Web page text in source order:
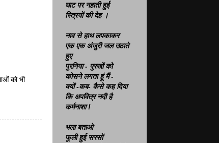
को भी
घाट पर नहाती हुई
स्त्रियों की देह ।
नाव से हाथ लपकाकर
एक एक अंजुरी जल उठाते
हुए
पुरनिया - पुरखों को
कोसने लगता हूंमैं-
क्यों -कब- कैसे कह दिया
कि अपवित्र नदी है
कर्मनाशा !
भला बताओ
फूली हुई सरसों